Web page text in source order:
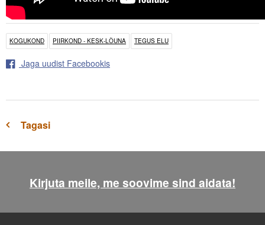
KOGUKOND PIIRKOND - KESK-LÕUNA TEGUS ELU
Jaga uudist Facebookis
Tagasi
Kirjuta meile, me soovime sind aidata!